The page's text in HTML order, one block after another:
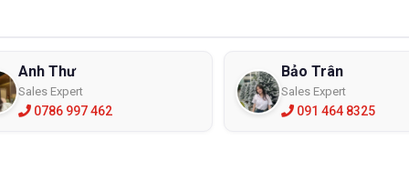
Anh Thư
Sales Expert
0786 997 462
Bảo Trân
Sales Expert
091 464 8325